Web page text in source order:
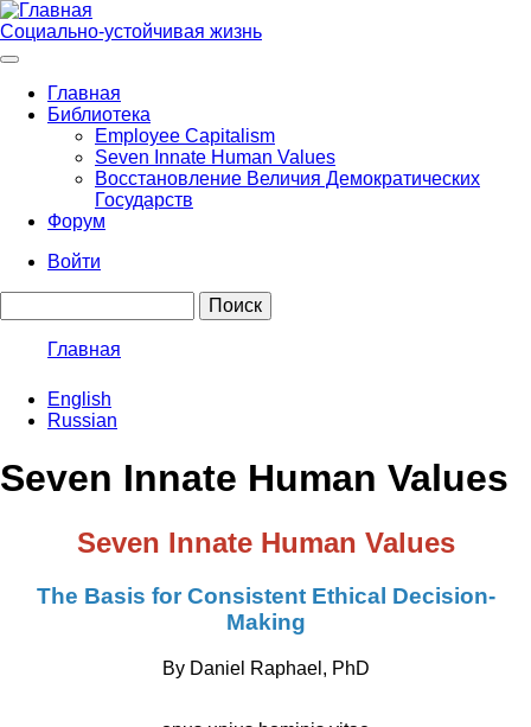
Перейти
к
основному
Социально-устойчивая жизнь
Main
navigation
Главная
Библиотека
Employee Capitalism
Seven Innate Human Values
Восстановление Величия Демократических
Государств
Форум
menu
Войти
навигации
Главная
English
Russian
Seven Innate Human Values
Seven Innate Human Values
The Basis for Consistent Ethical Decision-
Making
By Daniel Raphael, PhD